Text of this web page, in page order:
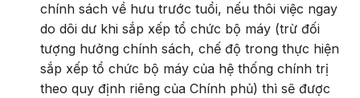
chính sách về hưu trước tuổi, nếu thôi việc ngay
do dôi dư khi sắp xếp tổ chức bộ máy (trừ đối
tượng hưởng chính sách, chế độ trong thực hiện
sắp xếp tổ chức bộ máy của hệ thống chính trị
theo quy định riêng của Chính phủ) thì sẽ được